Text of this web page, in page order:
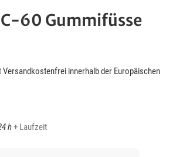
60 Gummifüsse
Versandkostenfrei innerhalb der Europäischen
h+ Laufzeit